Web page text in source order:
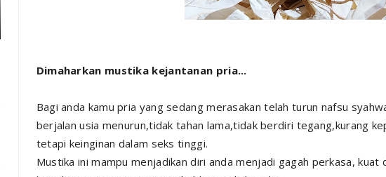
Dimaharkan mustika kejantanan pria...
Bagi anda kamu pria yang sedang merasakan telah turun nafsu
berjalan usia menurun,tidak tahan lama,tidak berdiri tegang,kurang
tetapi keinginan dalam seks tinggi.
Mustika ini mampu menjadikan diri anda menjadi gagah perkasa, kuat